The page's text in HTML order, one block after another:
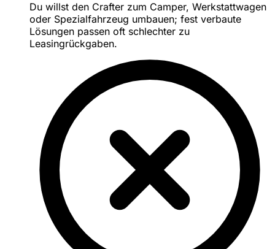
Du willst den Crafter zum Camper, Werkstattwagen
oder Spezialfahrzeug umbauen; fest verbaute
Lösungen passen oft schlechter zu
Leasingrückgaben.